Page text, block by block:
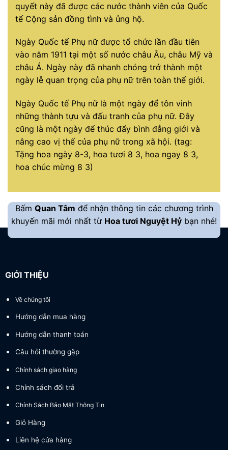
quyết này đã được các nước thành viên của Quốc
tế Cộng sản đồng tình và ủng hộ.
Ngày Quốc tế Phụ nữ được tổ chức lần đầu tiên
vào năm 1911 tại một số nước châu Âu, châu Mỹ và
châu Á. Ngày này đã nhanh chóng trở thành một
ngày lễ quan trọng của phụ nữ trên toàn thế giới.
Ngày Quốc tế Phụ nữ là một ngày để tôn vinh
những thành tựu và đấu tranh của phụ nữ. Đây
cũng là một ngày để thúc đẩy bình đẳng giới và
nâng cao vị thế của phụ nữ trong xã hội. (tag:
Tặng hoa ngày 8-3, hoa tươi 8 3, hoa ngay 8 3,
hoa chúc mừng 8 3)
Bấm Quan Tâm để nhận thông tin các chương trình
khuyến mãi mới nhất từ Hoa tươi Nguyệt Hỷ bạn nhé!
GIỚI THIỆU
Về chúng tôi
Hướng dẫn mua hàng
Hướng dẫn thanh toán
Câu hỏi thường gặp
Chính sách giao hàng
Chính sách đổi trả
Chính Sách Bảo Mật Thông Tin
Giỏ Hàng
Liên hệ cửa hàng